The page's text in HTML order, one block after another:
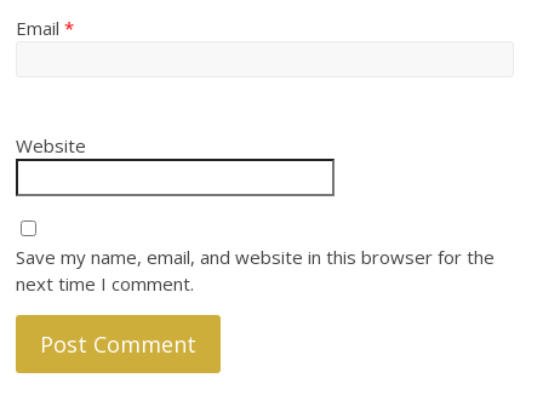
Email*
Website
Save my name, email, and website in this browser for the
next time I comment.